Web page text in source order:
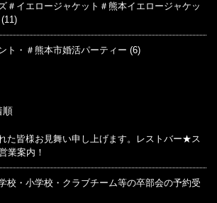
＃イエロージャケット＃熊本イエロージャケッ
(11)
ト・＃熊本市婚活パーティー (6)
順
た皆様お見舞い申し上げます。レストバー★ス
業案内！
校・小学校・クラブチーム等の卒部会の予約受